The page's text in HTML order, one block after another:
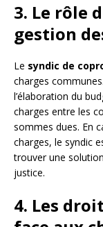
3. Le rôle
gestion
Le syndic de
charges
l’élaboration du
charges entre les
sommes dues. En
charges, le syndic
trouver une
justice.
4. Les